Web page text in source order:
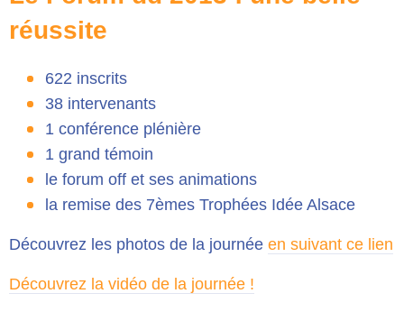
réussite
622 inscrits
38 intervenants
1 conférence plénière
1 grand témoin
le forum off et ses animations
la remise des 7èmes Trophées Idée Alsace
Découvrez les photos de la journée en suivant ce lien
Découvrez la vidéo de la journée !